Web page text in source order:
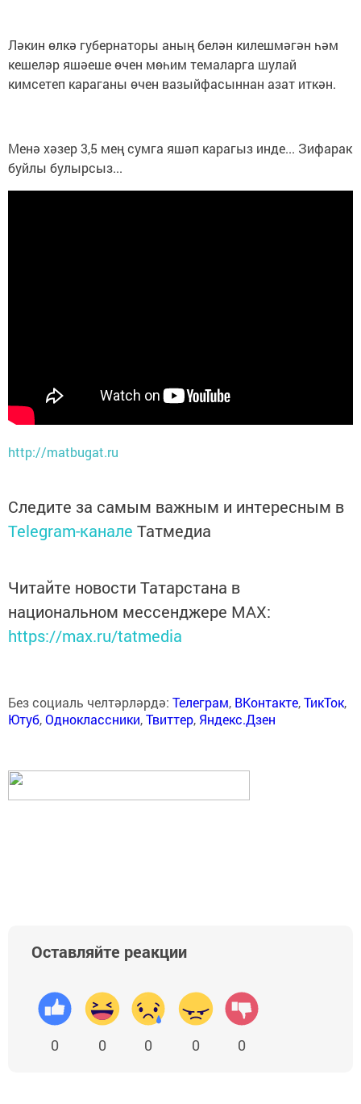
Ләкин өлкә губернаторы аның белән килешмәгән һәм
кешеләр яшәеше өчен мөһим темаларга шулай
кимсетеп караганы өчен вазыйфасыннан азат иткән.
Менә хәзер 3,5 мең сумга яшәп карагыз инде... Зифарак
буйлы булырсыз...
http://matbugat.ru
Следите за самым важным и интересным в
Telegram-канале Татмедиа
Читайте новости Татарстана в
национальном мессенджере MАХ:
https://max.ru/tatmedia
Без социаль челтәрләрдә: Телеграм, ВКонтакте,ТикТок,
Ютуб,Одноклассники,Твиттер, Яндекс.Дзен
Оставляйте реакции
0 0 0 0 0